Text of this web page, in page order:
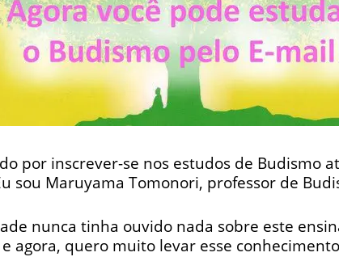
por inscrever-se nos estudos de Budismo
sou Maruyama Tomonori, professor de
nunca tinha ouvido nada sobre este
agora, quero muito levar esse